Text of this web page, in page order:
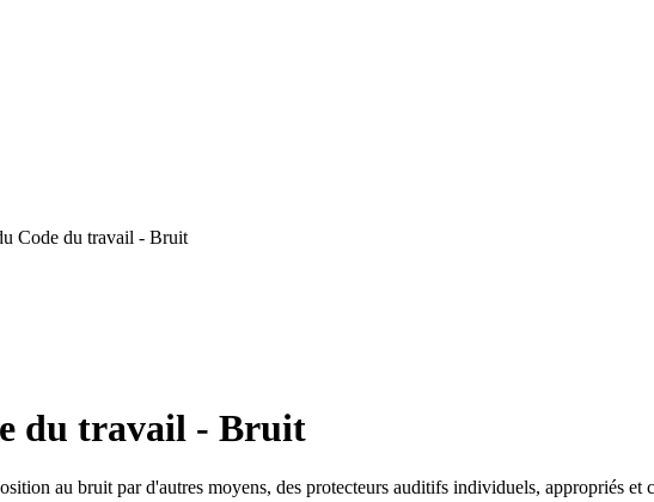
Code du travail - Bruit
du travail - Bruit
au bruit par d'autres moyens, des protecteurs auditifs individuels, appropriés et